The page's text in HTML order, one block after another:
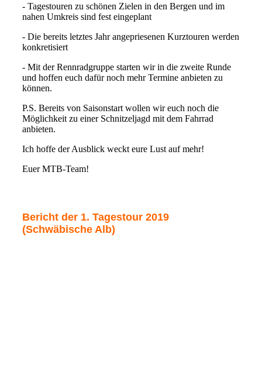
- Tagestouren zu schönen Zielen in den Bergen und im
nahen Umkreis sind fest eingeplant
- Die bereits letztes Jahr angepriesenen Kurztouren werden
konkretisiert
- Mit der Rennradgruppe starten wir in die zweite Runde
und hoffen euch dafür noch mehr Termine anbieten zu
können.
P.S. Bereits von Saisonstart wollen wir euch noch die
Möglichkeit zu einer Schnitzeljagd mit dem Fahrrad
anbieten.
Ich hoffe der Ausblick weckt eure Lust auf mehr!
Euer MTB-Team!
Bericht der 1. Tagestour 2019
(Schwäbische Alb)